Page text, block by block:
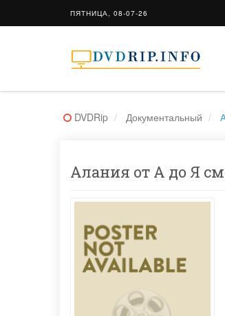
ПЯТНИЦА, 08-07-26
DVDRip Документальный
Алания от А до Я